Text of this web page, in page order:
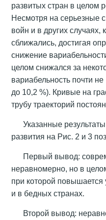
развитых стран в целом
Несмотря на серьезные
войн и в других
сближались, достигая
снижение
целом снижался за
вариабельность почти
до 10,2 %). Кривые на
трубу траекторий
Указанные
развития на Рис. 2 и 3
Первый вывод:
неравномерно, но в
при которой повышается
и в бедных странах.
Второй вывод: